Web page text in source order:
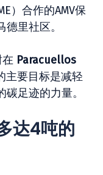
）合作的AMV保
里社区。
Paracuellos
主要目标是减轻
足迹的力量。
达4吨的